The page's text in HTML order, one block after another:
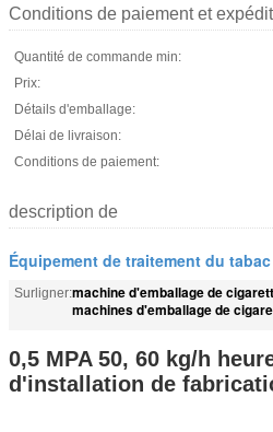
Conditions de paiement et
Quantité de commande min:
Prix:
Détails d'emballage:
Délai de livraison:
Conditions de paiement:
description de
Équipement de traitement du tabac
Surligner:machine d'emballage de
machines d'emballage de
0,5 MPA 50, 60 kg/h
d'installation de